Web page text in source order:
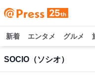
新着 エンタメ グルメ
SOCIO（ソシオ）